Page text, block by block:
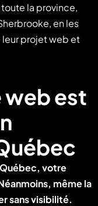
la province,
en les
leur projet web et
web est
votre
même la
sans visibilité.